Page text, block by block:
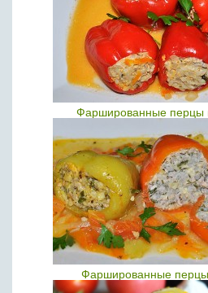
Фаршированные перцы
Фаршированные перцы